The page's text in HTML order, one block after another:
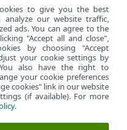
dla
to give you the best
analyze our website traffic,
ads. You can agree to the
"Accept all and close",
by choosing "Accept
your cookie settings by
also have the right to
your cookie preferences
cookies" link in our website
(if available). For more
.